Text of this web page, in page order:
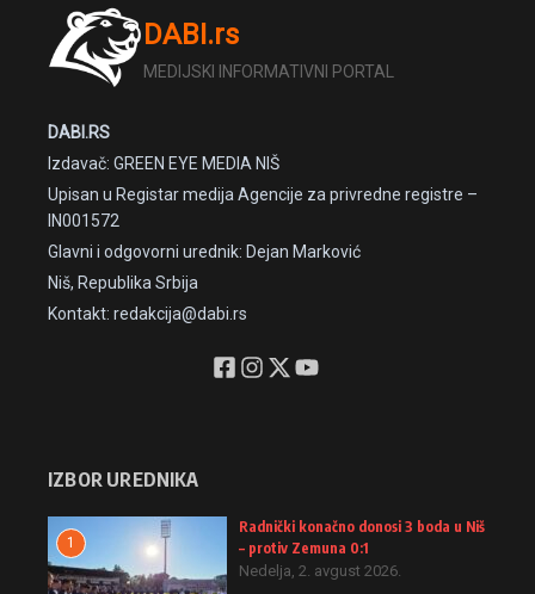
DABI.rs
MEDIJSKI INFORMATIVNI PORTAL
DABI.RS
Izdavač: GREEN EYE MEDIA NIŠ
Upisan u Registar medija Agencije za privredne registre –
IN001572
Glavni i odgovorni urednik: Dejan Marković
Niš, Republika Srbija
Kontakt: redakcija@dabi.rs
IZBOR UREDNIKA
1
Radnički konačno donosi 3 boda u Niš
– protiv Zemuna 0:1
Nedelja, 2. avgust 2026.